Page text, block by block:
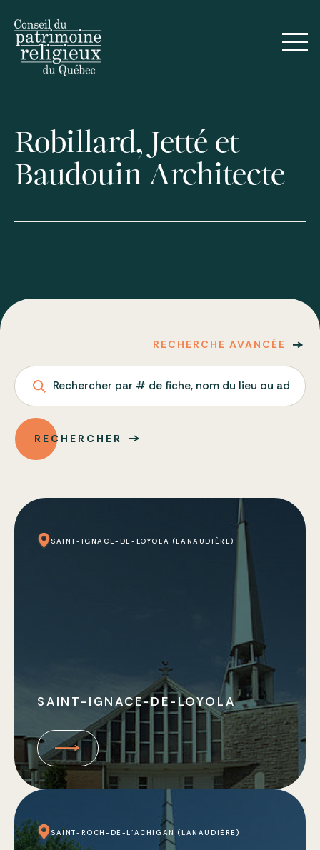
Robillard, Jetté et
Baudouin Architecte
RECHERCHE AVANCÉE
Rechercher par # de fiche, nom du lieu ou adresse
RECHERCHER
SAINT-IGNACE-DE-LOYOLA (LANAUDIÈRE)
SAINT-IGNACE-DE-LOYOLA
SAINT-ROCH-DE-L'ACHIGAN (LANAUDIÈRE)